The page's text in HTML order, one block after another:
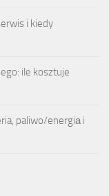
i kiedy
ile kosztuje
paliwo/energiа i